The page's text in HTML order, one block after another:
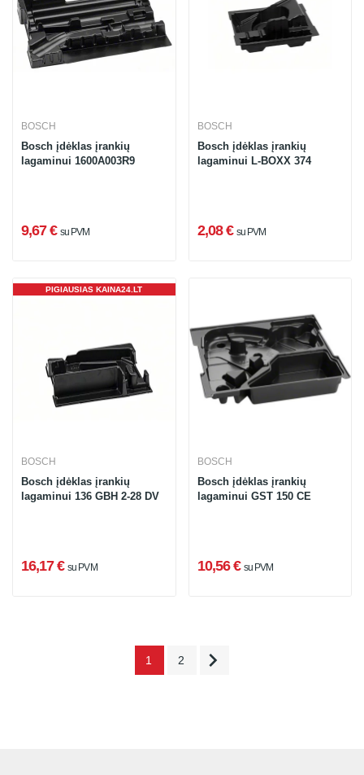
BOSCH
Bosch įdėklas įrankių
lagaminui 1600A003R9
9,67 € su PVM
BOSCH
Bosch įdėklas įrankių
lagaminui L-BOXX 374
2,08 € su PVM
PIGIAUSIAS KAINA24.LT
BOSCH
Bosch įdėklas įrankių
lagaminui 136 GBH 2-28 DV
16,17 € su PVM
BOSCH
Bosch įdėklas įrankių
lagaminui GST 150 CE
10,56 € su PVM
1 2 